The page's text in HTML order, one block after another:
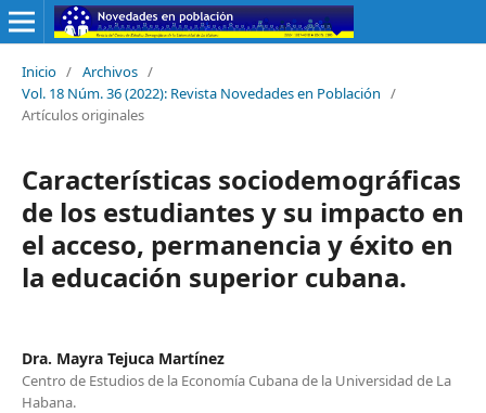
Inicio / Archivos /
Vol. 18 Núm. 36 (2022): Revista Novedades en Población /
Artículos originales
Características sociodemográficas
de los estudiantes y su impacto en
el acceso, permanencia y éxito en
la educación superior cubana.
Dra. Mayra Tejuca Martínez
Centro de Estudios de la Economía Cubana de la Universidad de La
Habana.